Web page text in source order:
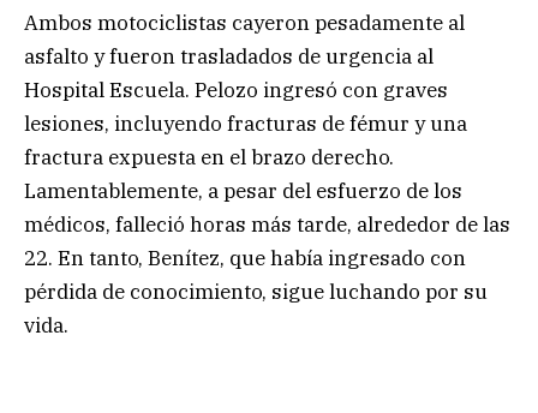
Ambos motociclistas cayeron pesadamente al
asfalto y fueron trasladados de urgencia al
Hospital Escuela. Pelozo ingresó con graves
lesiones, incluyendo fracturas de fémur y una
fractura expuesta en el brazo derecho.
Lamentablemente, a pesar del esfuerzo de los
médicos, falleció horas más tarde, alrededor de las
22. En tanto, Benítez, que había ingresado con
pérdida de conocimiento, sigue luchando por su
vida.